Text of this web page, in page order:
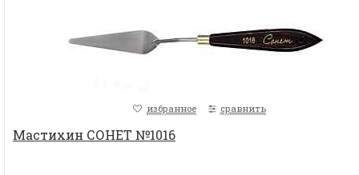
избранное сравнить
Мастихин СОНЕТ №1016